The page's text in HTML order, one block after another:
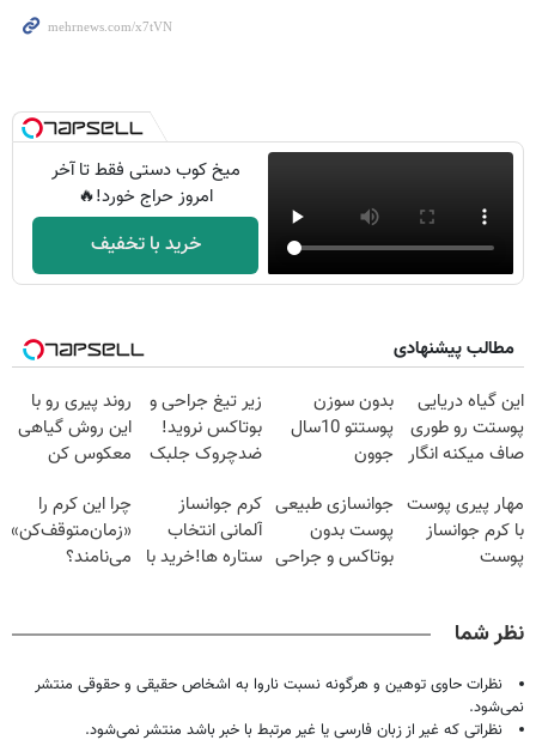
میخ کوب دستی فقط تا آخر
امروز حراج خورد!🔥
خرید با تخفیف
مطالب پیشنهادی
این گیاه دریایی
پوستت رو طوری
صاف میکنه انگار
شدی🔥
بدون سوزن
پوستتو 10سال
جوون
پاییزی
زیر تیغ جراحی و
بوتاکس نروید!
ضدچروک جلبک
روند پیری رو با
این روش گیاهی
معکوس کن
مهار پیری پوست
با کرم جوانساز
پوست
جوانسازی طبیعی
پوست بدون
بوتاکس و جراحی
کرم جوانساز
آلمانی انتخاب
ستاره ها!خرید با
چرا این کرم را
«زمان‌متوقف‌کن»
می‌نامند؟
نظر شما
نظرات حاوی توهین و هرگونه نسبت ناروا به اشخاص حقیقی و حقوقی منتشر
نمی‌شود.
نظراتی که غیر از زبان فارسی یا غیر مرتبط با خبر باشد منتشر نمی‌شود.